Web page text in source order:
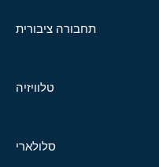
תחבורה ציבורית
טלוויזיה
סלולארי